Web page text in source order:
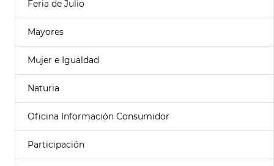
Feria de Julio
Mayores
Mujer e Igualdad
Naturia
Oficina Información Consumidor
Participación